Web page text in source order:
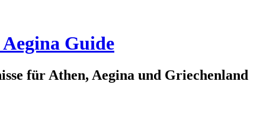
Guide
für Athen, Aegina und Griechenland